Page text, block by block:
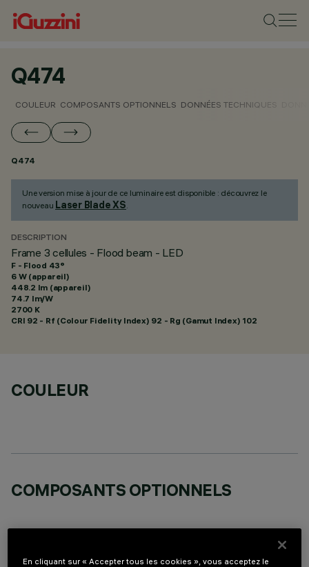
Q474
COULEUR COMPOSANTS OPTIONNELS DONNÉES TECHNIQUES
Q474
Une version mise à jour de ce luminaire est disponible : découvrez le
nouveau Laser Blade XS.
DESCRIPTION
Frame 3 cellules - Flood beam - LED
F - Flood 43°
6 W (appareil)
448.2 lm (appareil)
74.7 lm/W
2700 K
CRI 92 - Rf (Colour Fidelity Index) 92 - Rg (Gamut Index) 102
COULEUR
COMPOSANTS OPTIONNELS
En cliquant sur « Accepter tous les cookies », vous acceptez le